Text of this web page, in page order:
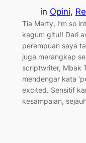
in Opini,
Tia Marty, I’m so
kagum gitu!! Dari
perempuan saya
juga merangkap
scriptwriter, Mbak
mendengar kata
excited. Sensitif
kesampaian,